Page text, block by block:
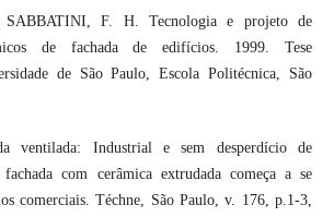
F. H. Tecnologia e projeto de
de fachada de edifícios. 1999. Tese
de São Paulo, Escola Politécnica, São
ventilada: Industrial e sem desperdício de
com cerâmica extrudada começa a se
comerciais. Téchne, São Paulo, v. 176, p.1-3,